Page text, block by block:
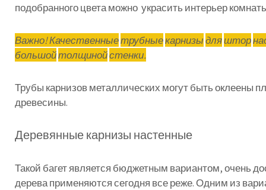
подобранногоцветаможно украсить интерьер
Важно!Качественныетрубныекарнизыдляштор
большойтолщинойстенки.
Трубы карнизовметаллических могутбытьоклеены
древесины.
Деревянныекарнизы настенные
Такой багетявляется бюджетным вариантом,очень
дереваприменяютсясегодня всереже.Одним из